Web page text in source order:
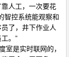
人工，一次要花
智控系统能观察和
了，井下作业人
。”
室是实时联网的，